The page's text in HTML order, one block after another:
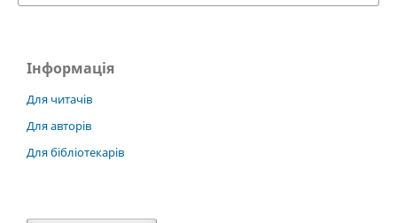
Інформація
Для читачів
Для авторів
Для бібліотекарів